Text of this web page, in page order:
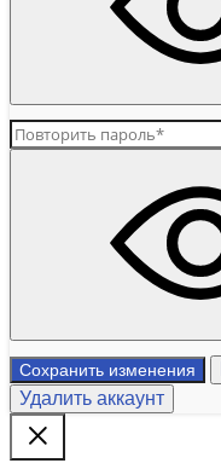
Сохранить изменения
Удалить аккаунт